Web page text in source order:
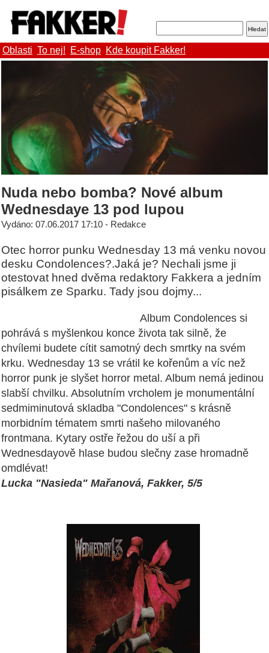
Oblasti To nej! E-shop Kde koupit Fakker!
Nuda nebo bomba? Nové album
Wednesdaye 13 pod lupou
Vydáno: 07.06.2017 17:10 - Redakce
Otec horror punku Wednesday 13 má venku novou
desku Condolences?.Jaká je? Nechali jsme ji
otestovat hned dvěma redaktory Fakkera a jedním
pisálkem ze Sparku. Tady jsou dojmy...
Album Condolences si
pohrává s myšlenkou konce života tak silně, že
chvílemi budete cítit samotný dech smrtky na svém
krku. Wednesday 13 se vrátil ke kořenům a víc než
horror punk je slyšet horror metal. Album nemá jedinou
slabší chvilku. Absolutním vrcholem je monumentální
sedmiminutová skladba "Condolences" s krásně
morbidním tématem smrti našeho milovaného
frontmana. Kytary ostře řežou do uší a při
Wednesdayově hlase budou slečny zase hromadně
omdlévat!
Lucka "Nasieda" Mařanová, Fakker, 5/5